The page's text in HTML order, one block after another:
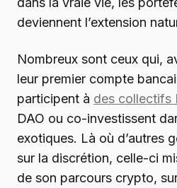
deviennent l’extension
Nombreux sont ceux qui,
leur premier compte
participent à des collectifs
DAO ou co-investissent
exotiques. Là où d’autres
sur la discrétion, celle-ci
de son parcours crypto,